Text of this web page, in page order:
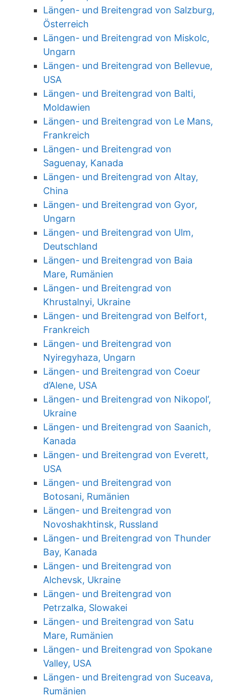
Längen- und Breitengrad von Salzburg,
Österreich
Längen- und Breitengrad von Miskolc,
Ungarn
Längen- und Breitengrad von Bellevue,
USA
Längen- und Breitengrad von Balti,
Moldawien
Längen- und Breitengrad von Le Mans,
Frankreich
Längen- und Breitengrad von
Saguenay, Kanada
Längen- und Breitengrad von Altay,
China
Längen- und Breitengrad von Gyor,
Ungarn
Längen- und Breitengrad von Ulm,
Deutschland
Längen- und Breitengrad von Baia
Mare, Rumänien
Längen- und Breitengrad von
Khrustalnyi, Ukraine
Längen- und Breitengrad von Belfort,
Frankreich
Längen- und Breitengrad von
Nyiregyhaza, Ungarn
Längen- und Breitengrad von Coeur
d’Alene, USA
Längen- und Breitengrad von Nikopol‘,
Ukraine
Längen- und Breitengrad von Saanich,
Kanada
Längen- und Breitengrad von Everett,
USA
Längen- und Breitengrad von
Botosani, Rumänien
Längen- und Breitengrad von
Novoshakhtinsk, Russland
Längen- und Breitengrad von Thunder
Bay, Kanada
Längen- und Breitengrad von
Alchevsk, Ukraine
Längen- und Breitengrad von
Petrzalka, Slowakei
Längen- und Breitengrad von Satu
Mare, Rumänien
Längen- und Breitengrad von Spokane
Valley, USA
Längen- und Breitengrad von Suceava,
Rumänien